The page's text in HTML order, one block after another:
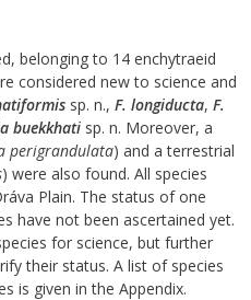
belonging to 14 enchytraeid
considered new to science and
sp. n., F. longiducta, F.
buekkhati sp. n. Moreover, a
perigrandulata) and a terrestrial
) were also found. All species
Plain. The status of one
have not been ascertained yet.
for science, but further
their status. A list of species
is given in the Appendix.